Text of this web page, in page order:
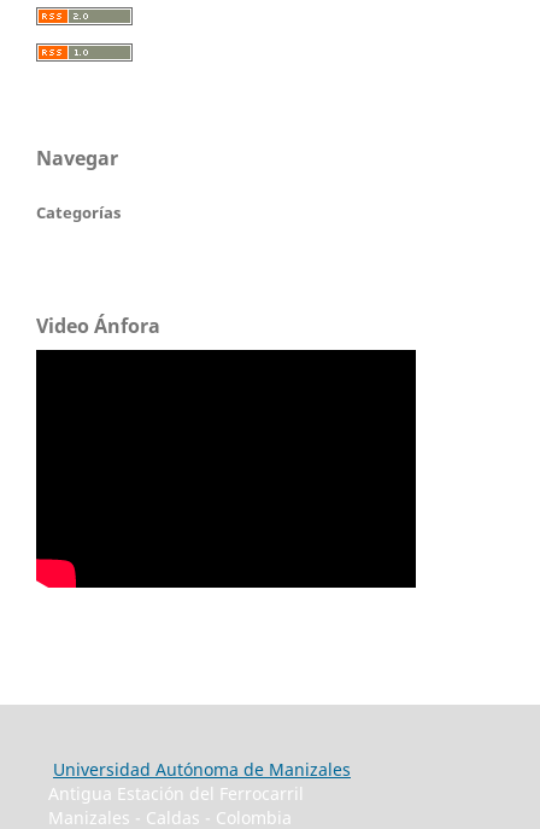
Navegar
Categorías
Video Ánfora
Universidad Autónoma de Manizales
Antigua Estación del Ferrocarril
Manizales - Caldas - Colombia